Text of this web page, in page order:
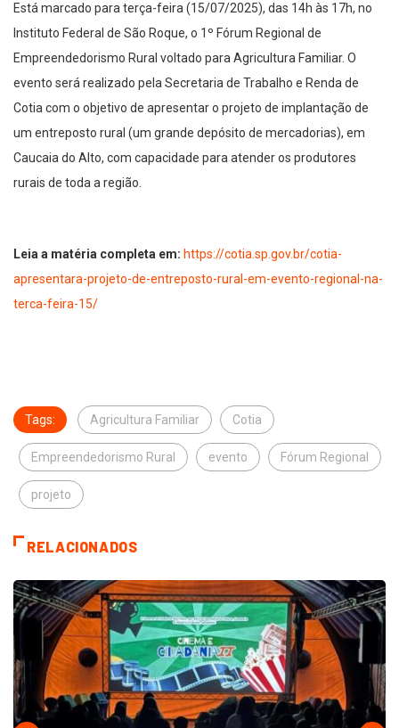
Está marcado para terça-feira (15/07/2025), das 14h às 17h, no
Instituto Federal de São Roque, o 1º Fórum Regional de
Empreendedorismo Rural voltado para Agricultura Familiar. O
evento será realizado pela Secretaria de Trabalho e Renda de
Cotia com o objetivo de apresentar o projeto de implantação de
um entreposto rural (um grande depósito de mercadorias), em
Caucaia do Alto, com capacidade para atender os produtores
rurais de toda a região.
Leia a matéria completa em: https://cotia.sp.gov.br/cotia-
apresentara-projeto-de-entreposto-rural-em-evento-regional-na-
terca-feira-15/
Tags: Agricultura Familiar Cotia
Empreendedorismo Rural evento Fórum Regional
projeto
RELACIONADOS